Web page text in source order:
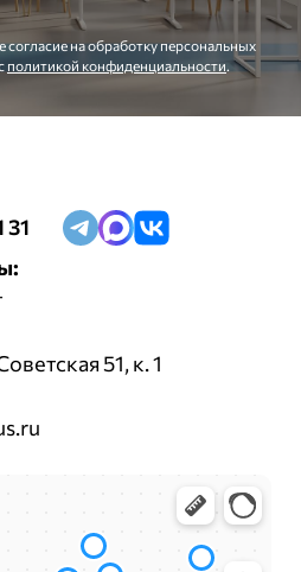
на обработку персональных
политикой конфиденциальности
31
51, к. 1